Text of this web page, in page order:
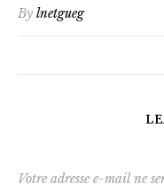
By lnetgueg
Votre adresse e-mail ne